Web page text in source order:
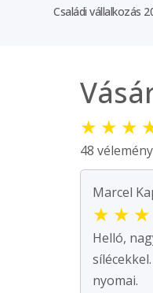
Családi vállalkozás
★ ★ ★
48
Marcel
★ ★ ★
Helló,
nyomai.